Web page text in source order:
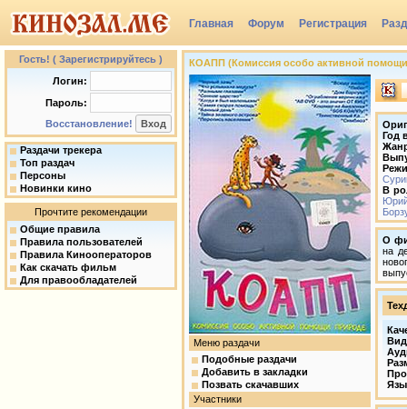
Главная Форум Регистрация
Группы
Гость! ( Зарегистрируйтесь )
Логин:
Пароль:
Восстановление!
Раздачи трекера
Топ раздач
Персоны
Новинки кино
Прочтите рекомендации
Общие правила
Правила пользователей
Правила Кинооператоров
Как скачать фильм
Для правообладателей
КОАПП (Комиссия особо активной помощи
Меню раздачи
Подобные раздачи
Добавить в закладки
Позвать скачавших
Участники
Год
В
О
на